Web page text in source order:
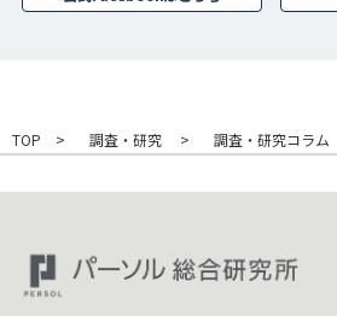
TOP 調査・研究 調査・研究コラム